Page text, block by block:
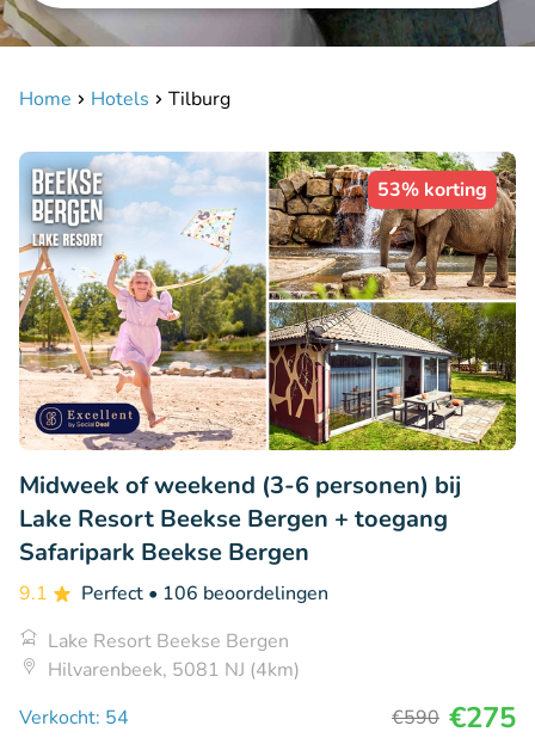
Home Hotels Tilburg
53% korting
Midweek of weekend (3-6 personen) bij
Lake Resort Beekse Bergen + toegang
Safaripark Beekse Bergen
9.1 Perfect • 106 beoordelingen
Lake Resort Beekse Bergen
Hilvarenbeek, 5081 NJ (4km)
Verkocht: 54
€590 €275